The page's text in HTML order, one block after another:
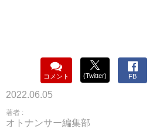
コメント (Twitter) FB
2022.06.05
著者 :
オトナンサー編集部